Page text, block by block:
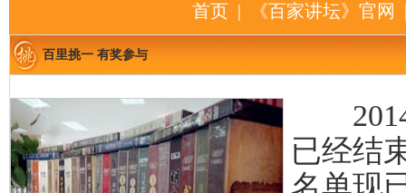
首页 | 《百家讲坛》官网
百里挑一 有奖参与
2014
已经结
名单现